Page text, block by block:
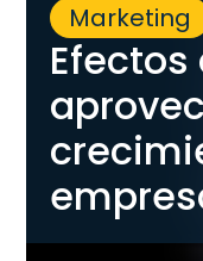
Marketing